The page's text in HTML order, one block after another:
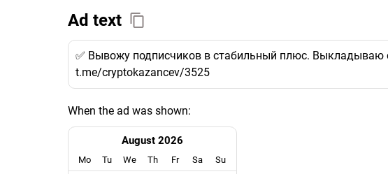
Ad text
✅ Вывожу подписчиков в стабильный плюс. Выкладываю
t.me/cryptokazancev/3525
When the ad was shown:
August 2026
Mo Tu We Th Fr Sa Su